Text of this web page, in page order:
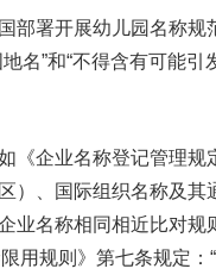
署开展幼儿园名称规
名”和“不得含有可能
企业名称登记管理规
、国际组织名称及其
业名称相同相近比对规
用规则》第七条规定